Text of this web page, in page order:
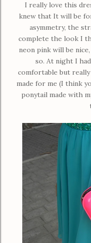
I really love this
knew that It will be
asymmetry, the
complete the look I
neon pink will be
so. At night I
comfortable but
made for me (I think
ponytail made ​​with